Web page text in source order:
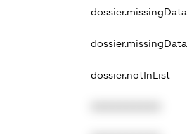
dossier.missingData
dossier.missingData
dossier.notInList